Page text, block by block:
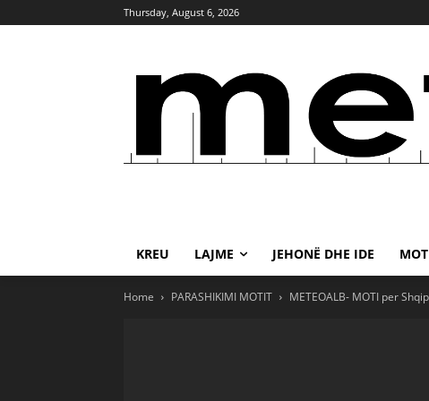
Thursday, August 6, 2026
KREU LAJME JEHONË DHE IDE
Home PARASHIKIMI MOTIT METEOALB- MOTI per